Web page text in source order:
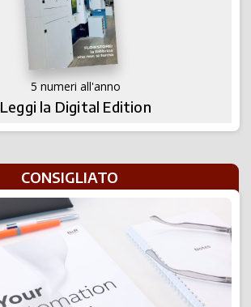
5 numeri all'anno
Leggi la Digital Edition
CONSIGLIATO